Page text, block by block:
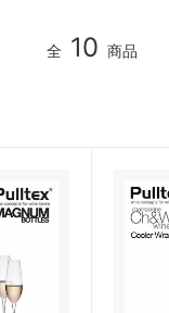
全 10 商品